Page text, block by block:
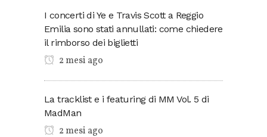
I concerti di Ye e Travis Scott a Reggio
Emilia sono stati annullati: come chiedere
il rimborso dei biglietti
2 mesi ago
La tracklist e i featuring di MM Vol. 5 di
MadMan
2 mesi ago